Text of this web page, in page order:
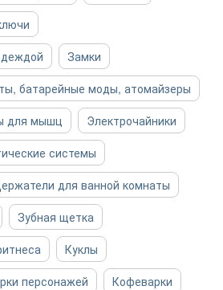
Замки
батарейные моды, атомайзеры
для мышц
Электрочайники
системы
для ванной комнаты
Зубная щетка
Куклы
персонажей
Кофеварки